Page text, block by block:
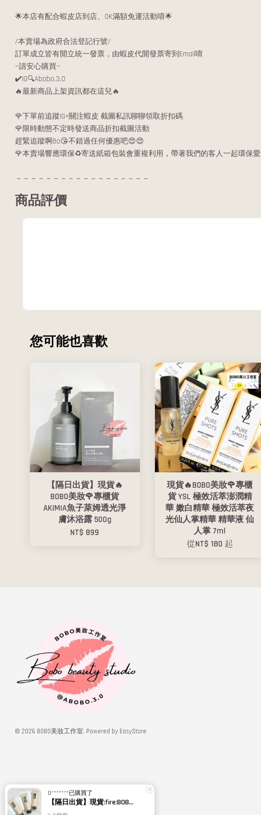
🌟本店有配合蝦皮店到店、OK滿額免運活動唷🌟
/本賣場為政府合法登記行號/
訂單成立皆有開立統一發票，由蝦皮代開發票寄到Email唷
—請安心購買—
✔️IG🔍Abobo.3.0
🔥最新商品上架資訊都在這兒🔥
🌹下單前追蹤IG+關注蝦皮 截圖私訊聊聊領取折扣碼
🌹限時動態不定時發送商品折扣截圖活動
趕緊追蹤啊Bo😘不錯過任何優惠吧😍😍
🌹本賣場響應環保♻️寄送紙箱包裝會重複利用，帶著我們的客人一起環保
－－－－－－－－－－－－－－－－－－
商品評價
您可能也喜歡
【隔日出貨】現貨🔥
BOBO美妝🌹專櫃貨
AKIMIA魚子萊姆透光淨
膚沐浴露 500g
NT$ 899
現貨🔥BOBO美妝🌹專櫃
貨 YSL 極效活萃澎潤精
華 嫩白精華 極效活萃夜
光仙人掌精華 精華液 仙
人掌 7ml
從NT$ 180 起
© 2026 BOBO美妝工作室. Powered by EasyStore
D*******已購買了
3 小時前